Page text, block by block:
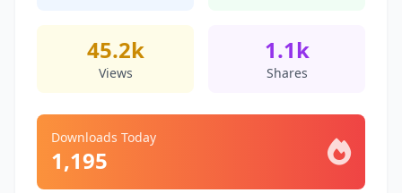
45.2k
Views
1.1k
Shares
Downloads Today
1,195